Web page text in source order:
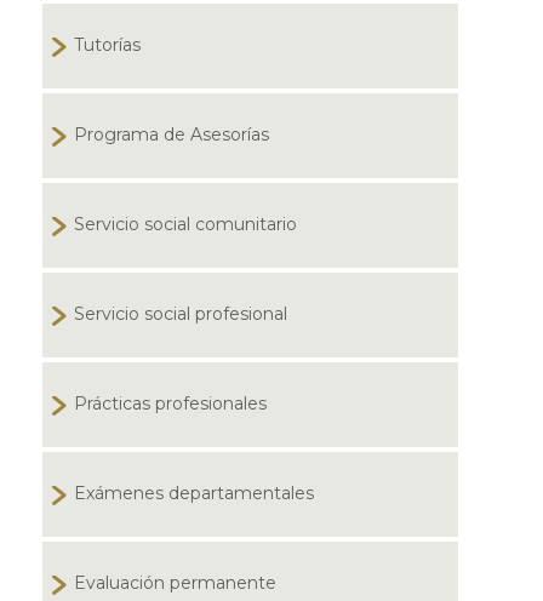
Tutorías
Programa de Asesorías
Servicio social comunitario
Servicio social profesional
Prácticas profesionales
Exámenes departamentales
Evaluación permanente